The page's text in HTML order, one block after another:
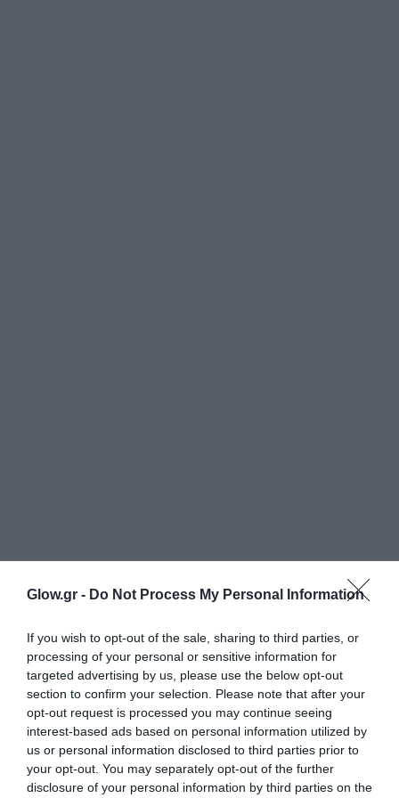
Glow.gr - Do Not Process My Personal Information
If you wish to opt-out of the sale, sharing to third parties, or
processing of your personal or sensitive information for
targeted advertising by us, please use the below opt-out
section to confirm your selection. Please note that after your
opt-out request is processed you may continue seeing
interest-based ads based on personal information utilized by
us or personal information disclosed to third parties prior to
your opt-out. You may separately opt-out of the further
disclosure of your personal information by third parties on the